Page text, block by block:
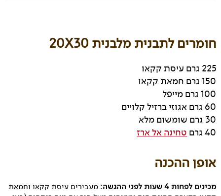
חומרים לתבנית מלבנית 20X30
225 גרם עיסת קקאו
150 גרם חמאת קקאו
100 גרם מייפל
60 גרם אגוזי ברזיל קלויים
30 גרם שומשום מלא
40 גרם
טחינה אל ארז
אופן ההכנה
מכינים לפחות 4 שעות לפני ההגשה:
מעבירים עיסת קקאו וחמאת